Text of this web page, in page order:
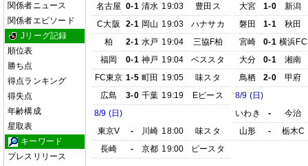
関係者ニュース
関係者エピソード
Jリーグ記録
順位表
勝ち点
得点ランキング
得失点
年齢構成
星取表
キーワード
プレスリリース
名古屋 0-1 清水 19:03
豊田ス
C大阪
2-1 岡山 19:03
ハナサカ
柏
2-1 水戸 19:04
三協F柏
福岡
0-1 神戸 19:04
ベススタ
FC東京 1-5 町田 19:05
味スタ
広島
3-0 千葉 19:19
Eピース
8/9 (日)
東京V
- 川崎 18:00
味スタ
長崎
- 京都 19:00 ピースタ
大宮
1-0
新潟
磐田
1-1
秋田
宮崎
0-1 横浜FC
大分
0-1
湘南
鳥栖
2-0
甲府
8/9 (日)
いわき
-
今治
山形
- 栃木C